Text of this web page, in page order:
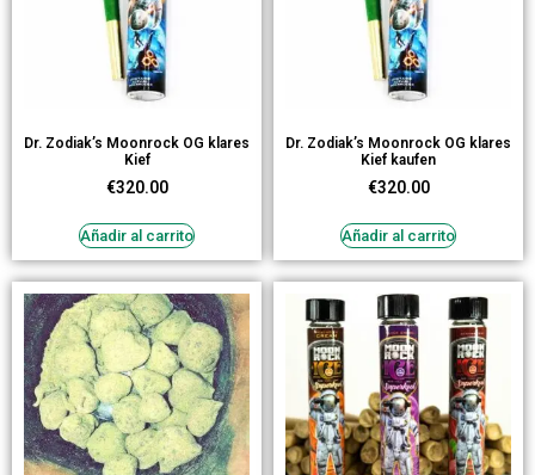
Dr. Zodiak’s Moonrock OG klares
Kief
€320.00
Añadir al carrito
Dr. Zodiak’s Moonrock OG klares
Kief kaufen
€320.00
Añadir al carrito